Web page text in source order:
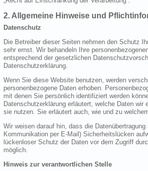
2. Allgemeine Hinweise und
Datenschutz
Die Betreiber dieser Seiten nehmen den Schutz
sehr ernst. Wir behandeln Ihre
entsprechend der gesetzlichen
Datenschutzerklärung.
Wenn Sie diese Website benutzen, werden
personenbezogene Daten erhoben.
mit denen Sie persönlich identifiziert werden
Datenschutzerklärung erläutert, welche Daten wir
sie nutzen. Sie erläutert auch, wie und zu
Wir weisen darauf hin, dass die
Kommunikation per E-Mail) Sicherheitslücken
lückenloser Schutz der Daten vor dem Zugriff
möglich.
Hinweis zur verantwortlichen Stelle